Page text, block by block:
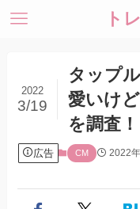
ト
タップ
愛いけ
を調査！
2022
3/19
広告 CM 2022